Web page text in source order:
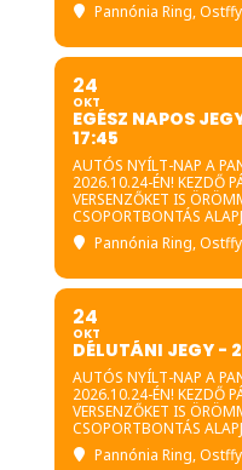
Pannónia Ring,
24
OKT
EGÉSZ NAPOS
17:45
AUTÓS NYÍLT-NAP A
2026.10.24-ÉN! KEZDŐ
VERSENZŐKET IS
CSOPORTBONTÁS
Pannónia Ring,
24
OKT
DÉLUTÁNI JEGY -
AUTÓS NYÍLT-NAP A
2026.10.24-ÉN! KEZDŐ
VERSENZŐKET IS
CSOPORTBONTÁS
Pannónia Ring,